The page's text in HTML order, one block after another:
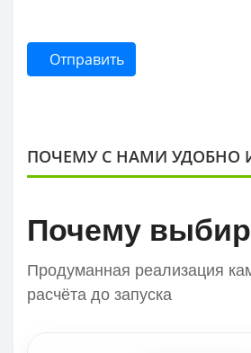
Отправить
ПОЧЕМУ С НАМИ УДОБНО
Почему
Продуманная реализация
расчёта до запуска